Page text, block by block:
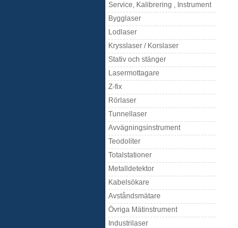
Service, Kalibrering , Instrument
Bygglaser
Lodlaser
Krysslaser / Korslaser
Stativ och stänger
Lasermottagare
Z-fix
Rörlaser
Tunnellaser
Avvägningsinstrument
Teodoliter
Totalstationer
Metalldetektor
Kabelsökare
Avståndsmätare
Övriga Mätinstrument
Industrilaser